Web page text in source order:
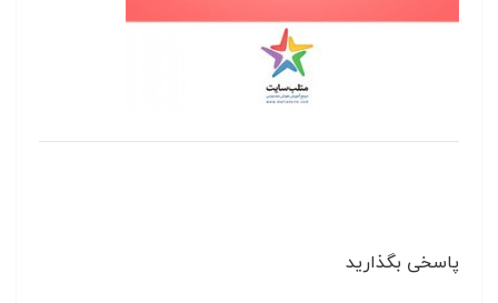
پاسخی بگذارید